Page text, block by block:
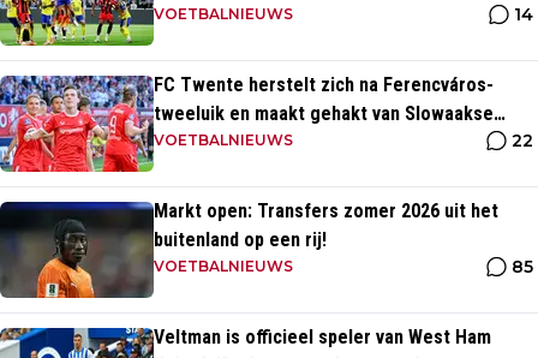
eigen huis
VOETBALNIEUWS 14
FC Twente herstelt zich na Ferencváros-
tweeluik en maakt gehakt van Slowaakse
opponent
VOETBALNIEUWS 22
Markt open: Transfers zomer 2026 uit het
buitenland op een rij!
VOETBALNIEUWS 85
Veltman is officieel speler van West Ham